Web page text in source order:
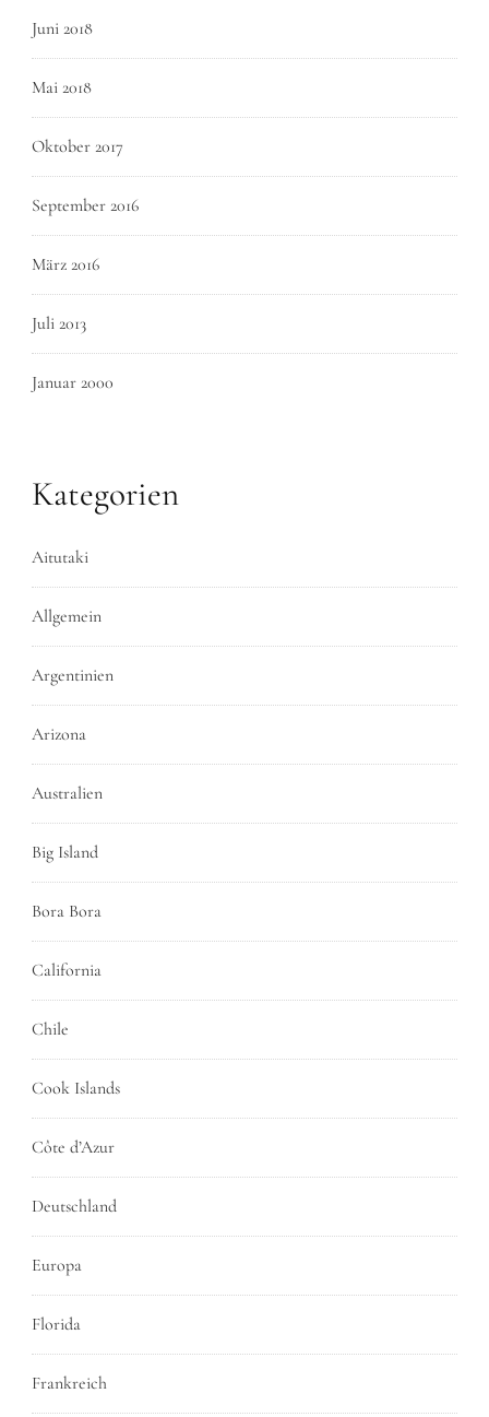
Juni 2018
Mai 2018
Oktober 2017
September 2016
März 2016
Juli 2013
Januar 2000
Kategorien
Aitutaki
Allgemein
Argentinien
Arizona
Australien
Big Island
Bora Bora
California
Chile
Cook Islands
Côte d’Azur
Deutschland
Europa
Florida
Frankreich